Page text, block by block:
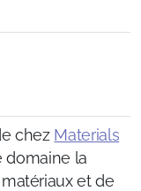
chez Materials
domaine la
et de